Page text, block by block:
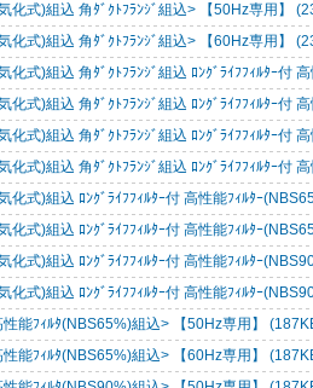
化式)組込 角ﾀﾞｸﾄﾌﾗﾝｼﾞ組込> 【50Hz専用】
化式)組込 角ﾀﾞｸﾄﾌﾗﾝｼﾞ組込> 【60Hz専用】
化式)組込 角ﾀﾞｸﾄﾌﾗﾝｼﾞ組込 ﾛﾝｸﾞﾗｲﾌﾌｨﾙﾀｰ付
化式)組込 角ﾀﾞｸﾄﾌﾗﾝｼﾞ組込 ﾛﾝｸﾞﾗｲﾌﾌｨﾙﾀｰ付
化式)組込 角ﾀﾞｸﾄﾌﾗﾝｼﾞ組込 ﾛﾝｸﾞﾗｲﾌﾌｨﾙﾀｰ付
化式)組込 角ﾀﾞｸﾄﾌﾗﾝｼﾞ組込 ﾛﾝｸﾞﾗｲﾌﾌｨﾙﾀｰ付
化式)組込 ﾛﾝｸﾞﾗｲﾌﾌｨﾙﾀｰ付 高性能ﾌｨﾙﾀｰ
化式)組込 ﾛﾝｸﾞﾗｲﾌﾌｨﾙﾀｰ付 高性能ﾌｨﾙﾀｰ
化式)組込 ﾛﾝｸﾞﾗｲﾌﾌｨﾙﾀｰ付 高性能ﾌｨﾙﾀｰ
化式)組込 ﾛﾝｸﾞﾗｲﾌﾌｨﾙﾀｰ付 高性能ﾌｨﾙﾀｰ
性能ﾌｨﾙﾀ(NBS65%)組込> 【50Hz専用】
性能ﾌｨﾙﾀ(NBS65%)組込> 【60Hz専用】